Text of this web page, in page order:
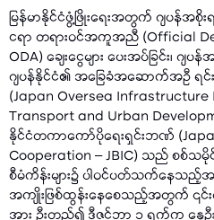
မြန်မာနိုင်ငံဖွံ့ဖြိုးရေးအတွက် ဂျပန်အ
ငရာ တရားဝင်အကူအညီ (Official
ODA) ချေးငွေများ ပေးအပ်ခြင်း၊
ဂျပန်နိုင်ငံ၏ အခြေခံအဆောက်အဦ ရင်း
(Japan Oversea
Transport and Urban
နိုင်ငံတကာကော်ပိုရေးရှင်းဘဏ်
Cooperation – JBIC) သည် စစ်သမို
စီမံကိန်းများ၌ ပါဝင်ပတ်သက်နေသ
အကျိုးဖြစ်ထွန်းနေစေသည့်အတွက် ၎င်း
အား ဦးတည်၍ ဒီဇင်ဘာ ၁ ရက်က နွေဦ